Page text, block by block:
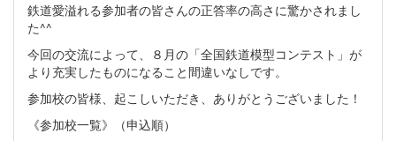
鉄道愛溢れる参加者の皆さんの正答率の高さに驚かされまし
た^^
今回の交流によって、８月の「全国鉄道模型コンテスト」が
より充実したものになること間違いなしです。
参加校の皆様、起こしいただき、ありがとうございました！
《参加校一覧》（申込順）